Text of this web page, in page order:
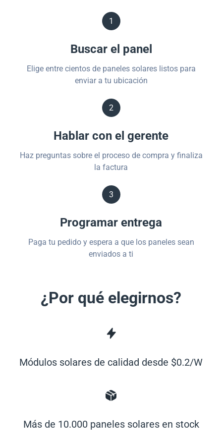
1
Buscar el panel
Elige entre cientos de paneles solares listos para
enviar a tu ubicación
2
Hablar con el gerente
Haz preguntas sobre el proceso de compra y finaliza
la factura
3
Programar entrega
Paga tu pedido y espera a que los paneles sean
enviados a ti
¿Por qué elegirnos?
Módulos solares de calidad desde $0.2/W
Más de 10.000 paneles solares en stock